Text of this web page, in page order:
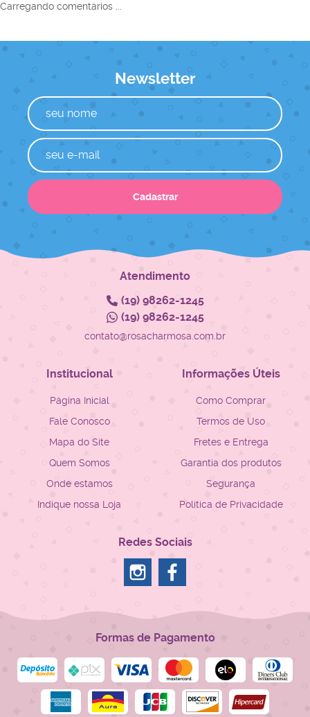
Carregando comentários ...
Newsletter
Cadastrar
Atendimento
(19)98262-1245
(19)98262-1245
contato@rosacharmosa.com.br
Institucional
Página Inicial
Fale Conosco
Mapa do Site
Quem Somos
Onde estamos
Indique nossa Loja
Informações Úteis
Como Comprar
Termos de Uso
Fretes e Entrega
Garantia dos produtos
Segurança
Política de Privacidade
Redes Sociais
Formas de Pagamento